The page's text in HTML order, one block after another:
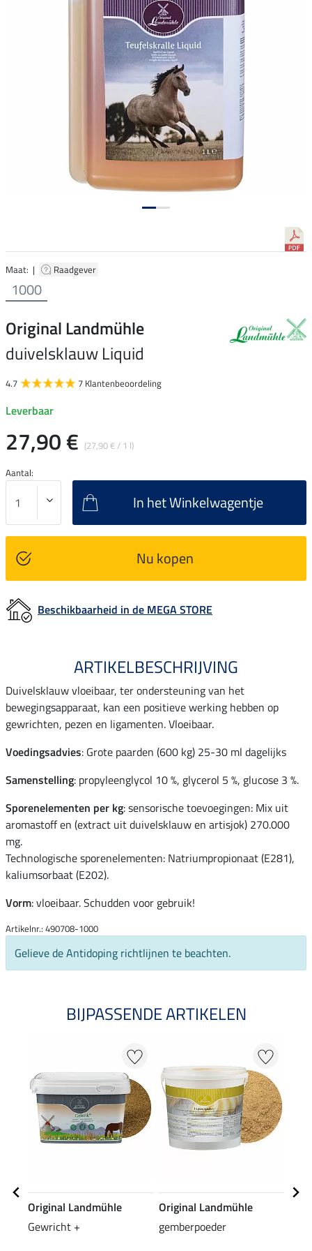
Maat: | Raadgever
1000
Original Landmühle
duivelsklauw Liquid
4.7 7 Klantenbeoordeling
Leverbaar
27,90 € (27,90 € / 1 l)
Aantal:
In het Winkelwagentje
Nu kopen
Beschikbaarheid in de MEGA STORE
ARTIKELBESCHRIJVING
Duivelsklauw vloeibaar, ter ondersteuning van het
bewegingsapparaat, kan een positieve werking hebben op
gewrichten, pezen en ligamenten. Vloeibaar.
Voedingsadvies: Grote paarden (600 kg) 25-30 ml dagelijks
Samenstelling: propyleenglycol 10 %, glycerol 5 %, glucose 3 %.
Sporenelementen per kg: sensorische toevoegingen: Mix uit
aromastoff en (extract uit duivelsklauw en artisjok) 270.000
mg.
Technologische sporenelementen: Natriumpropionaat (E281),
kaliumsorbaat (E202).
Vorm: vloeibaar. Schudden voor gebruik!
Artikelnr.: 490708-1000
Gelieve de Antidoping richtlijnen te beachten.
BIJPASSENDE ARTIKELEN
Original Landmühle
Gewricht +
Original Landmühle
gemberpoeder